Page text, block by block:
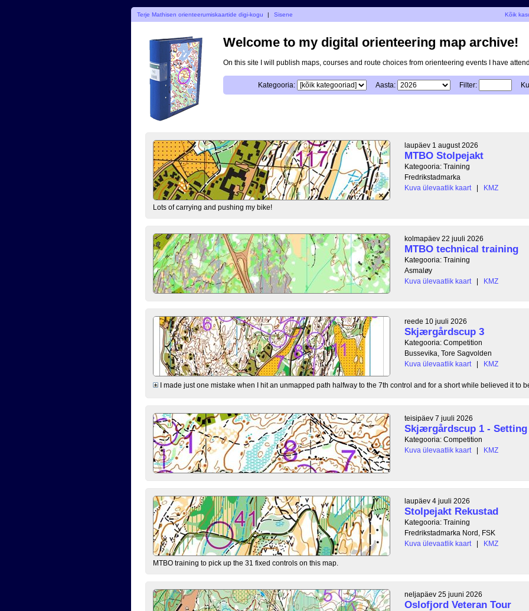
Terje Mathisen orienteerumiskaartide digi-kogu | Sisene Kõik
Welcome to my digital orienteering map archive!
On this site I will publish maps, courses and route choices from orienteering events I have
Kategooria: Aasta: Filter:
laupäev 1 august 2026
MTBO Stolpejakt
Kategooria: Training
Fredrikstadmarka
Kuva ülevaatlik kaart
| KMZ
Lots of carrying and pushing my bike!
kolmapäev 22 juuli 2026
MTBO technical training
Kategooria: Training
Asmaløy
Kuva ülevaatlik kaart
| KMZ
reede 10 juuli 2026
Skjærgårdscup 3
Kategooria: Competition
Bussevika, Tore Sagvolden
Kuva ülevaatlik kaart
| KMZ
I made just one mistake when I hit an unmapped path halfway to the 7th control and for a short while believed it to
teisipäev 7 juuli 2026
Skjærgårdscup 1 -
Kategooria: Competition
Kuva ülevaatlik kaart
| KMZ
laupäev 4 juuli 2026
Stolpejakt Rekustad
Kategooria: Training
Fredrikstadmarka Nord, FSK
Kuva ülevaatlik kaart
| KMZ
MTBO training to pick up the 31 fixed controls on this map.
neljapäev 25 juuni 2026
Oslofjord Veteran Tour